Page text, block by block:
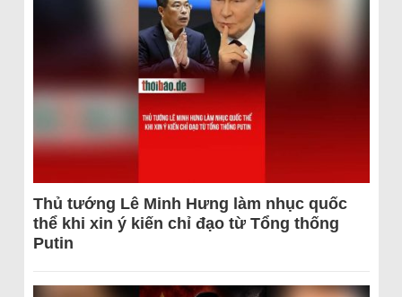
Thủ tướng Lê Minh Hưng làm nhục quốc
thể khi xin ý kiến chỉ đạo từ Tổng thống
Putin